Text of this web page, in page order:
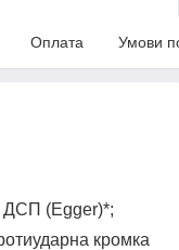
Оплата Умови
ДСП (Egger)*;
кромка